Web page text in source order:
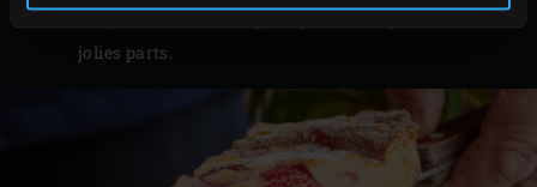
Saupoudrez de sucre glace puis découpez-le en
jolies parts.